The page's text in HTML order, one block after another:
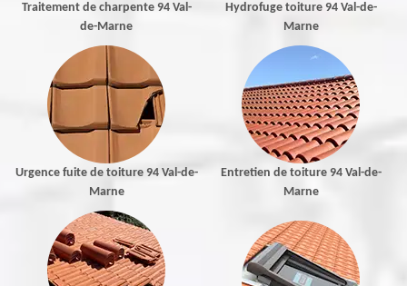
Traitement de charpente 94 Val-
de-Marne
Hydrofuge toiture 94 Val-de-
Marne
Urgence fuite de toiture 94 Val-de-
Marne
Entretien de toiture 94 Val-de-
Marne